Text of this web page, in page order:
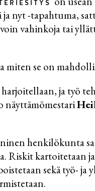
ja nyt -tapahtuma,
vahinkoja tai
miten se on
ja työ
näyttämömestari
henkilökunta
Riskit kartoitetaan
sekä työ- ja